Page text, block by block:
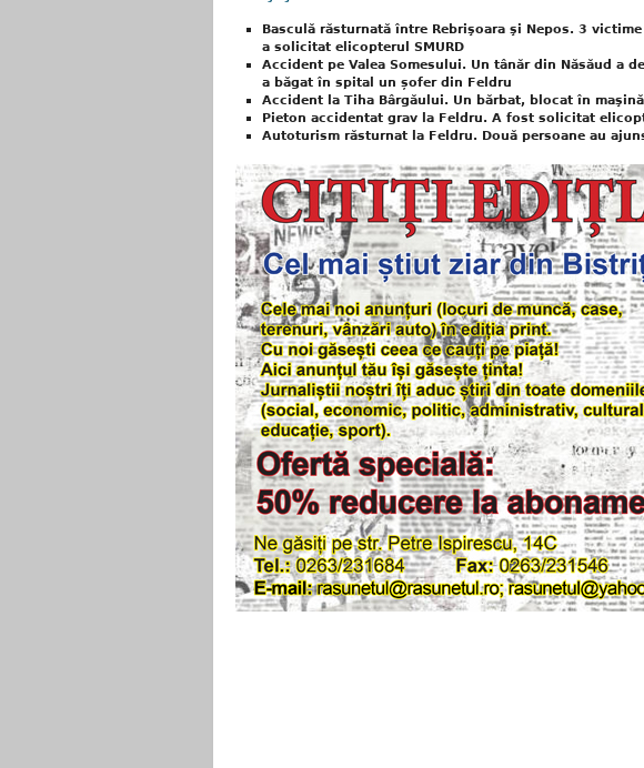
Basculă răsturnată între Rebrişoara şi Nepos. 3
a solicitat elicopterul SMURD
Accident pe Valea Somesului. Un tânăr din Năsăud a
a băgat în spital un șofer din Feldru
Accident la Tiha Bârgăului. Un bărbat, blocat în
Pieton accidentat grav la Feldru. A fost solicitat
Autoturism răsturnat la Feldru. Două persoane au